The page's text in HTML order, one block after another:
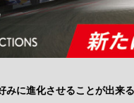
みに進化させることが出来る